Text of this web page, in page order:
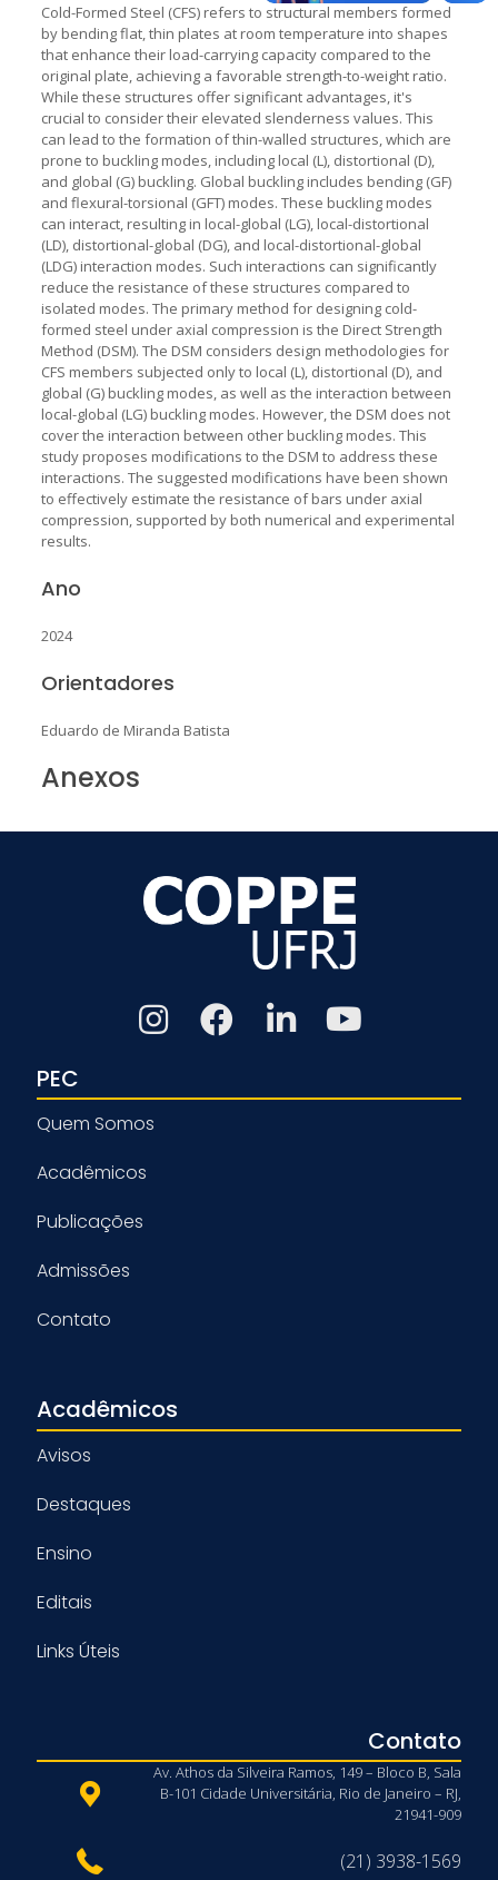
Cold-Formed Steel (CFS) refers to structural members formed
by bending flat, thin plates at room temperature into shapes
that enhance their load-carrying capacity compared to the
original plate, achieving a favorable strength-to-weight ratio.
While these structures offer significant advantages, it's
crucial to consider their elevated slenderness values. This
can lead to the formation of thin-walled structures, which are
prone to buckling modes, including local (L), distortional (D),
and global (G) buckling. Global buckling includes bending (GF)
and flexural-torsional (GFT) modes. These buckling modes
can interact, resulting in local-global (LG), local-distortional
(LD), distortional-global (DG), and local-distortional-global
(LDG) interaction modes. Such interactions can significantly
reduce the resistance of these structures compared to
isolated modes. The primary method for designing cold-
formed steel under axial compression is the Direct Strength
Method (DSM). The DSM considers design methodologies for
CFS members subjected only to local (L), distortional (D), and
global (G) buckling modes, as well as the interaction between
local-global (LG) buckling modes. However, the DSM does not
cover the interaction between other buckling modes. This
study proposes modifications to the DSM to address these
interactions. The suggested modifications have been shown
to effectively estimate the resistance of bars under axial
compression, supported by both numerical and experimental
results.
Ano
2024
Orientadores
Eduardo de Miranda Batista
Anexos
PEC
Quem Somos
Acadêmicos
Publicações
Admissões
Contato
Acadêmicos
Avisos
Destaques
Ensino
Editais
Links Úteis
Contato
Av. Athos da Silveira Ramos, 149 – Bloco B, Sala
B-101 Cidade Universitária, Rio de Janeiro – RJ,
21941-909
(21) 3938-1569